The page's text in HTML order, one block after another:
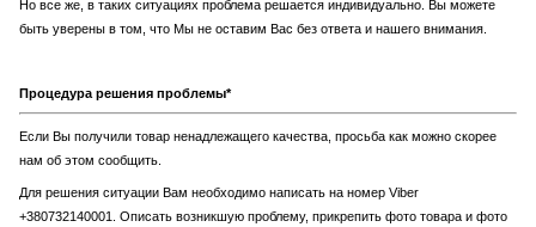
Но все же, в таких ситуациях проблема решается индивидуально. Вы можете
быть уверены в том, что Мы не оставим Вас без ответа и нашего внимания.
Процедура решения проблемы*
Если Вы получили товар ненадлежащего качества, просьба как можно скорее
нам об этом сообщить.
Для решения ситуации Вам необходимо написать на номер Viber
+380732140001. Описать возникшую проблему, прикрепить фото товара и фото